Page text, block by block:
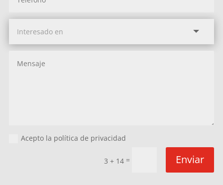
Acepto la política de privacidad
3 + 14 = Enviar